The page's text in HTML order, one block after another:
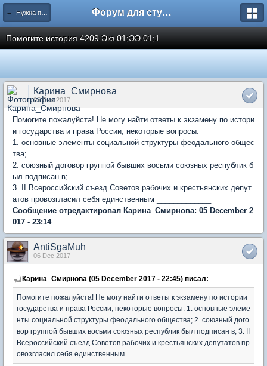
← Нужна помощь Форум для студента СГА
Помогите история 4209.Экз.01;ЭЭ.01;1
Карина_Смирнова
05 Dec 2017
Помогите пожалуйста! Не могу найти ответы к экзамену по истори
и государства и права России, некоторые вопросы:
1. основные элементы социальной структуры феодального общес
тва;
2. союзный договор группой бывших восьми союзных республик б
ыл подписан в;
3. II Всероссийский съезд Советов рабочих и крестьянских депут
атов провозгласил себя единственным _____________
Сообщение отредактировал Карина_Смирнова: 05 December 2
017 - 23:14
AntiSgaMuh
06 Dec 2017
Карина_Смирнова (05 December 2017 - 22:45) писал:
Помогите пожалуйста! Не могу найти ответы к экзамену по истории
государства и права России, некоторые вопросы: 1. основные элеме
нты социальной структуры феодального общества; 2. союзный дого
вор группой бывших восьми союзных республик был подписан в; 3. II
Всероссийский съезд Советов рабочих и крестьянских депутатов пр
овозгласил себя единственным _____________